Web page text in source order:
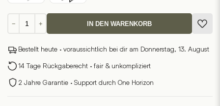
−
Regal
Menge
+ IN DEN WARENKORB
Bestellt heute · voraussichtlich bei dir am Donnerstag, 13. August
14 Tage Rückgaberecht · fair & unkompliziert
2 Jahre Garantie · Support durch One Horizon